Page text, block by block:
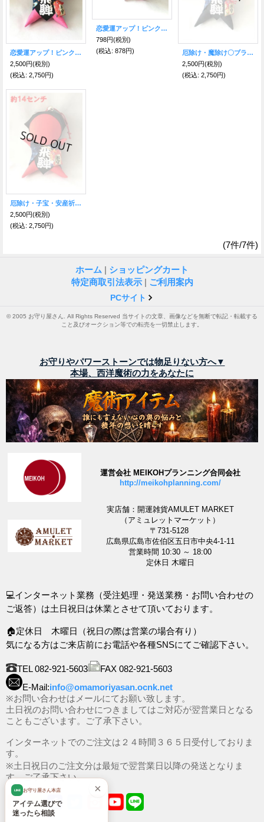
恋愛運アップ！ピンク☆お守り付きさるぼぼ人形
2,500円(税別)
(税込: 2,750円)
恋愛運アップ！ピンク☆さるぼぼストラップ
798円(税別)
(税込: 878円)
厄除け・魔除け〇ブラック☆お守り付きさるぼぼ人形
2,500円(税別)
(税込: 2,750円)
厄除け・子宝・安産祈願！レッド☆お守り付きさるぼぼ人形
2,500円(税別)
(税込: 2,750円)
(7件/7件)
ホーム | ショッピングカート
特定商取引法表示 | ご利用案内
PCサイト
© 2005 お守り屋さん. All Rights Reserved 当サイトの文章、画像などを無断で転記・転載する
こと及びオークション等での転売を一切禁止します。
お守りやパワーストーンでは物足りない方へ▼
本場、西洋魔術の力をあなたに
運営会社 MEIKOHプランニング合同会社
http://meikohplanning.com/
実店舗：開運雑貨AMULET MARKET
（アミュレットマーケット）
〒731-5128
広島県広島市佐伯区五日市中央4-1-11
営業時間 10:30 ～ 18:00
定休日 木曜日
💻インターネット業務（受注処理・発送業務・お問い合わせの
ご返答）は土日祝日は休業とさせて頂いております。
🏠定休日 木曜日（祝日の際は営業の場合有り）
気になる方はご来店前にお電話や各種SNSにてご確認下さい。
TEL 082-921-5603
FAX 082-921-5603
E-Mail:info@omamoriyasan.ocnk.net
※お問い合わせはメールにてお願い致します。
土日祝のお問い合わせにつきましてはご対応が翌営業日となる
こともございます。ご了承下さい。
インターネットでのご注文は２４時間３６５日受付しておりま
す。
※土日祝日のご注文分は最短で翌営業日以降の発送となりま
す。ご了承下さい。
×
LINE お守り屋さん本店
アイテム選びで
迷ったら相談